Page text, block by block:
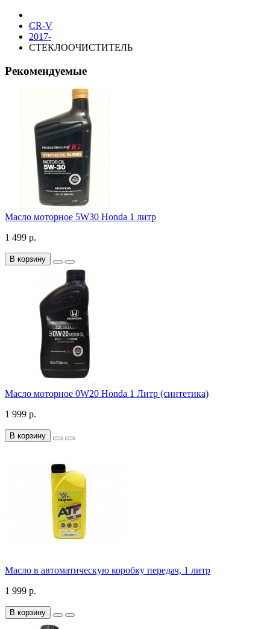
CR-V
2017-
СТЕКЛООЧИСТИТЕЛЬ
Рекомендуемые
Масло моторное 5W30 Honda 1 литр
1 499 р.
В корзину
Масло моторное 0W20 Honda 1 Литр (синтетика)
1 999 р.
В корзину
Масло в автоматическую коробку передач, 1 литр
1 999 р.
В корзину